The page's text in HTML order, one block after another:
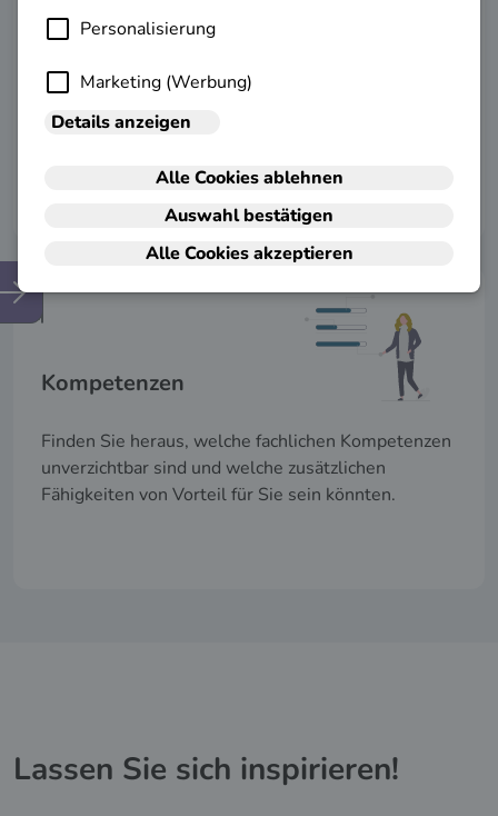
Weiterbildungs­
Lernen Sie Ihre Weiterbildungsmöglichkeiten
Kompetenzen
Finden Sie heraus, welche fachlichen Kompetenzen
unverzichtbar sind und welche zusätzlichen
Fähigkeiten von Vorteil für Sie sein könnten.
Lassen Sie sich inspirieren!